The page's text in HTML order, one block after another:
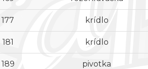
177 krídlo
181 krídlo
189 pivotka